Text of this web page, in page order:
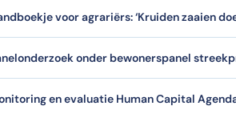
voor agrariërs: ‘Kruiden zaaien
onder bewonerspanel
en evaluatie Human Capital